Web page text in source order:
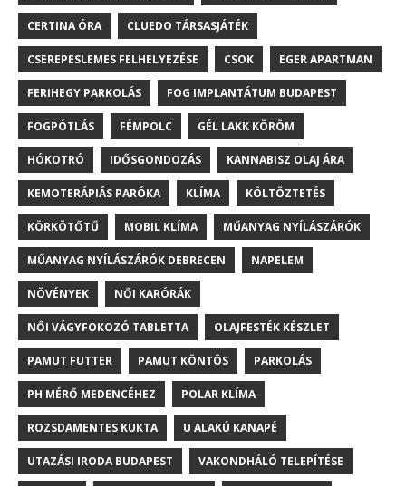
CERTINA ÓRA CLUEDO TÁRSASJÁTÉK
CSEREPESLEMES FELHELYEZÉSE CSOK EGER APARTMAN
FERIHEGY PARKOLÁS FOG IMPLANTÁTUM BUDAPEST
FOGPÓTLÁS FÉMPOLC GÉL LAKK KÖRÖM
HÓKOTRÓ IDŐSGONDOZÁS KANNABISZ OLAJ ÁRA
KEMOTERÁPIÁS PARÓKA KLÍMA KÖLTÖZTETÉS
KÖRKÖTŐTŰ MOBIL KLÍMA MŰANYAG NYÍLÁSZÁRÓK
MŰANYAG NYÍLÁSZÁRÓK DEBRECEN NAPELEM
NÖVÉNYEK NŐI KARÓRÁK
NŐI VÁGYFOKOZÓ TABLETTA OLAJFESTÉK KÉSZLET
PAMUT FUTTER PAMUT KÖNTÖS PARKOLÁS
PH MÉRŐ MEDENCÉHEZ POLAR KLÍMA
ROZSDAMENTES KUKTA U ALAKÚ KANAPÉ
UTAZÁSI IRODA BUDAPEST VAKONDHÁLÓ TELEPÍTÉSE